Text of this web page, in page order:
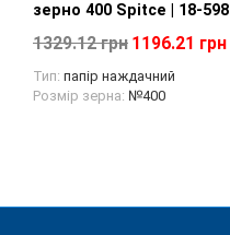
зерно 400 Spitce | 18-598
1329.12 грн 1196.21 грн
Тип: папір наждачний
Розмір зерна: №400